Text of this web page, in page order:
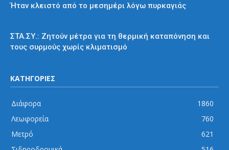
Ήταν κλειστό από το μεσημέρι λόγω πυρκαγιάς
ΣΤΑ.ΣΥ.: Ζητούν μέτρα για τη θερμική καταπόνηση και
τους συρμούς χωρίς κλιματισμό
ΚΑΤΗΓΟΡΙΕΣ
Διάφορα
1860
Λεωφορεία
760
Μετρό
621